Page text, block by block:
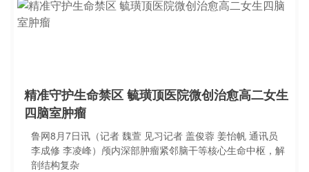
精准守护生命禁区 毓璜顶医院微创治愈高二女生
四脑室肿瘤
鲁网8月7日讯（记者 魏萱 见习记者 盖俊蓉 姜怡帆 通讯员
李成修 李凌峰）颅内深部肿瘤紧邻脑干等核心生命中枢，解
剖结构复杂